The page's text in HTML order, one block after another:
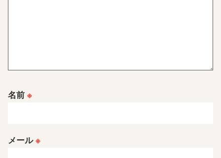
名前 ※
メール※